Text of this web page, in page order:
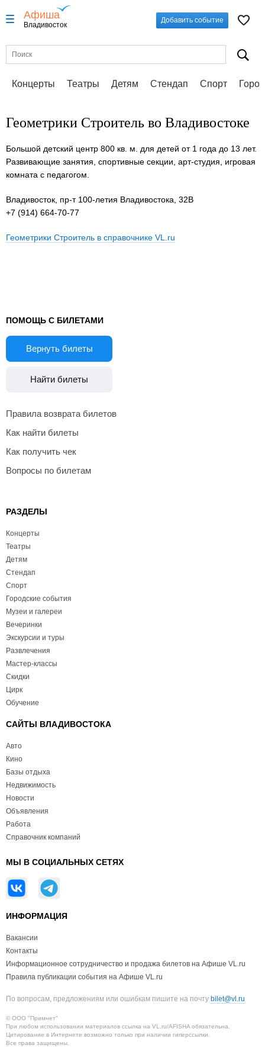
Афиша
Владивосток
Добавить событие
Концерты Театры Детям Стендап Спорт
Геометрики Строитель во Владивостоке
Большой детский центр 800 кв. м. для детей от 1 года до 13 лет.
Развивающие занятия, спортивные секции, арт-студия, игровая
комната с педагогом.
Владивосток, пр-т 100-летия Владивостока, 32В
+7 (914) 664-70-77
Геометрики Строитель в справочнике VL.ru
ПОМОЩЬ С БИЛЕТАМИ
Вернуть билеты
Найти билеты
Правила возврата билетов
Как найти билеты
Как получить чек
Вопросы по билетам
РАЗДЕЛЫ
Концерты
Театры
Детям
Стендап
Спорт
Городские события
Музеи и галереи
Вечеринки
Экскурсии и туры
Развлечения
Мастер-классы
Скидки
Цирк
Обучение
САЙТЫ ВЛАДИВОСТОКА
Авто
Кино
Базы отдыха
Недвижимость
Новости
Объявления
Работа
Справочник компаний
МЫ В СОЦИАЛЬНЫХ СЕТЯХ
ИНФОРМАЦИЯ
Вакансии
Контакты
Информационное сотрудничество и продажа билетов на Афише VL.ru
Правила публикации события на Афише VL.ru
По вопросам, предложениям или ошибкам пишите на почту bilet@vl.ru
© ООО "Примнет"
При любом использовании материалов ссылка на VL.ru/AFISHA обязательна.
Цитирование в Интернете возможно только при наличии гиперссылки.
Все права защищены.